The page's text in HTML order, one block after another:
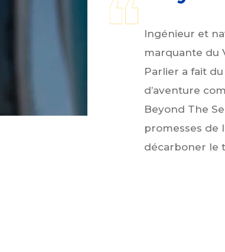
Ingénieur et
marquante du
Parlier a fait
d’aventure
Beyond The
promesses de
décarboner le